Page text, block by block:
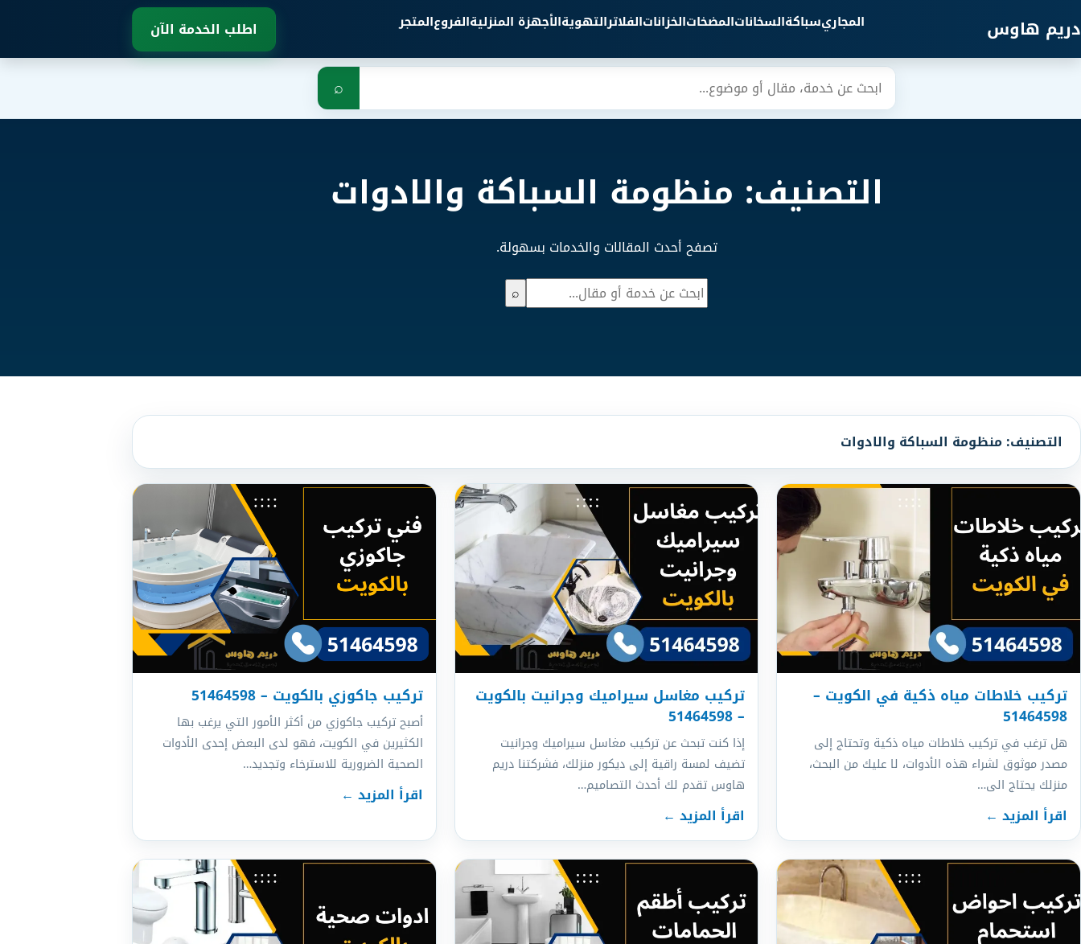
دريم هاوس المجاريسباكةالسخاناتالمضخاتالخزاناتالفلاترالتهويةالأجهزة المنزليةالفروعالمتجر
اطلب الخدمة الآن
بحث
⌕
التصنيف: منظومة السباكة والادوات
تصفح أحدث المقالات والخدمات بسهولة.
بحث
⌕
التصنيف:منظومة السباكة والادوات
تركيب خلاطات مياه ذكية في الكويت –
51464598
هل ترغب في تركيب خلاطات مياه ذكية وتحتاج إلى
مصدر موثوق لشراء هذه الأدوات، لا عليك من البحث،
منزلك يحتاج الى…
اقرأ المزيد ←
تركيب مغاسل سيراميك وجرانيت بالكويت
– 51464598
إذا كنت تبحث عن تركيب مغاسل سيراميك وجرانيت
تضيف لمسة راقية إلى ديكور منزلك، فشركتنا دريم
هاوس تقدم لك أحدث التصاميم…
اقرأ المزيد ←
تركيب جاكوزي بالكويت – 51464598
أصبح تركيب جاكوزي من أكثر الأمور التي يرغب بها
الكثيرين في الكويت، فهو لدى البعض إحدى الأدوات
الصحية الضرورية للاسترخاء وتجديد…
اقرأ المزيد ←